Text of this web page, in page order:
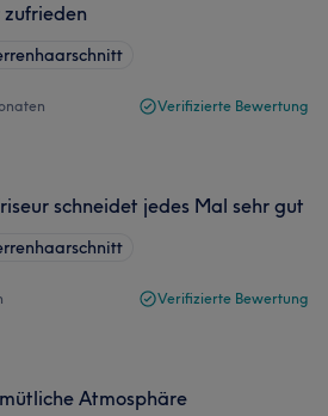
Verifizierte Bewertung
schneidet jedes Mal sehr gut
Verifizierte Bewertung
Atmosphäre